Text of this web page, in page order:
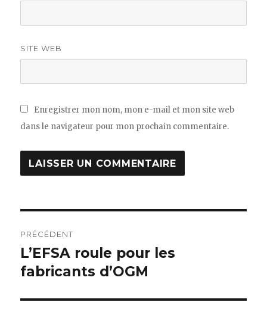
SITE WEB
Enregistrer mon nom, mon e-mail et mon site web
dans le navigateur pour mon prochain commentaire.
de
l’article
PRÉCÉDENT
Article
précédent :
L’EFSA roule pour les
fabricants d’OGM